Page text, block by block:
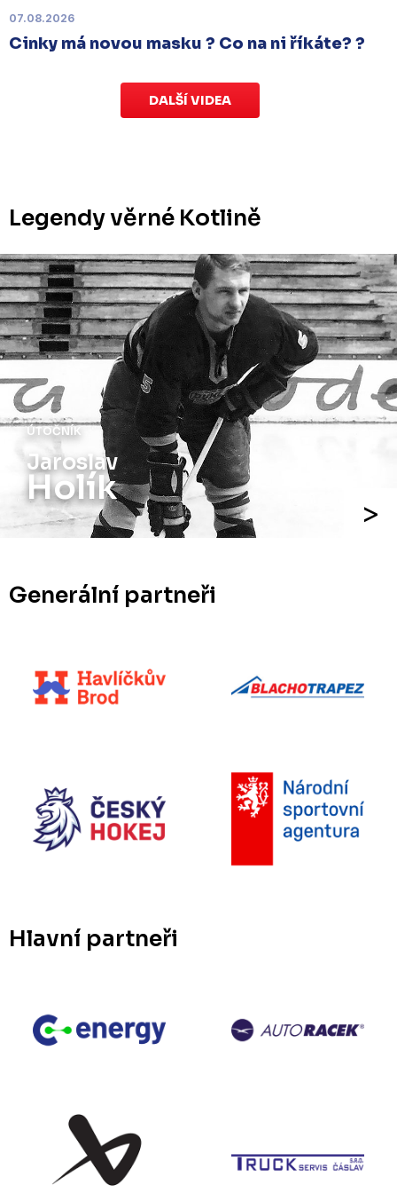
v Kotlině ve středu 26. listopadu od 18:00
07.08.2026
Cinky má novou masku ? Co na ni říkáte? ?
DALŠÍ VIDEA
Legendy věrné Kotlině
ÚTOČNÍK
Jaroslav
Holík
Generální partneři
Hlavní partneři